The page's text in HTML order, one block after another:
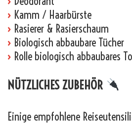
› Kamm / Haarbürste
› Rasierer & Rasierschaum
› Biologisch abbaubare Tücher
› Rolle biologisch abbaubares
NÜTZLICHES ZUBEHÖR
Einige empfohlene